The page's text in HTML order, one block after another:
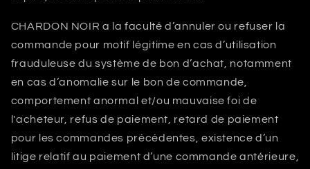
CHARDON NOIR a la faculté d’annuler ou refuser la
commande pour motif légitime en cas d’utilisation
frauduleuse du système de bon d’achat, notamment
en cas d’anomalie sur le bon de commande,
comportement anormal et/ou mauvaise foi de
l'acheteur, refus de paiement, retard de paiement
pour les commandes précédentes, existence d’un
litige relatif au paiement d’une commande antérieure,